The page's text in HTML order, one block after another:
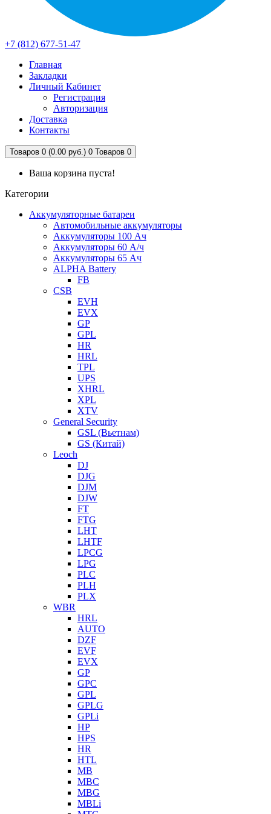
+7 (812) 677-51-47
Главная
Закладки
Личный Кабинет
Регистрация
Авторизация
Доставка
Контакты
Товаров 0 (0.00 руб.) 0 Товаров 0
Ваша корзина пуста!
Категории
Аккумуляторные батареи
Автомобильные аккумуляторы
Аккумуляторы 100 Ач
Аккумуляторы 60 А/ч
Аккумуляторы 65 Ач
ALPHA Battery
FB
CSB
EVH
EVX
GP
GPL
HR
HRL
TPL
UPS
XHRL
XPL
XTV
General Security
GSL (Вьетнам)
GS (Китай)
Leoch
DJ
DJG
DJM
DJW
FT
FTG
LHT
LHTF
LPCG
LPG
PLC
PLH
PLX
WBR
HRL
AUTO
DZF
EVF
EVX
GP
GPC
GPL
GPLG
GPLi
HP
HPS
HR
HTL
MB
MBC
MBG
MBLi